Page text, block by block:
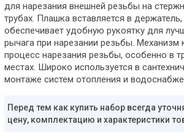
для нарезания внешней резьбы на
трубах. Плашка вставляется в
обеспечивает удобную рукоятку для
рычага при нарезании резьбы. Механизм
процесс нарезания резьбы, особенно в
местах. Широко используется в
монтаже систем отопления и
Перед тем как купить набор всегда
цену, комплектацию и характеристики